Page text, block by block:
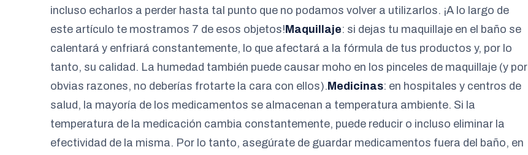
incluso echarlos a perder hasta tal punto que no podamos volver a utilizarlos. ¡A lo largo de
este artículo te mostramos 7 de esos objetos! Maquillaje: si dejas tu maquillaje en el baño se
calentará y enfriará constantemente, lo que afectará a la fórmula de tus productos y, por lo
tanto, su calidad. La humedad también puede causar moho en los pinceles de maquillaje (y por
obvias razones, no deberías frotarte la cara con ellos). Medicinas: en hospitales y centros de
salud, la mayoría de los medicamentos se almacenan a temperatura ambiente. Si la
temperatura de la medicación cambia constantemente, puede reducir o incluso eliminar la
efectividad de la misma. Por lo tanto, asegúrate de guardar medicamentos fuera del baño, en